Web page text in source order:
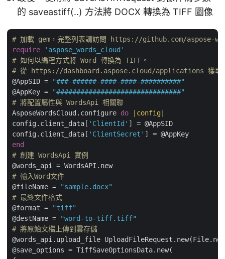
的 saveastiff(..) 方法將 DOCX 轉換為 TIFF 圖像
# 加載 gem，完整列表請訪問 https://github.com/aspose-
require
'aspose_words_cloud'
# 如何以編程方式將 Word 轉換為 TIFF。
# 從 https://dashboard.aspose.cloud/applications 獲取
@AppSID =
"###-######-####-####-##########"
@AppKey =
"###############################"
# 將配置屬性與 WordsApi 相關聯
AsposeWordsCloud.configure do
|config|
config.client_data[ 'ClientId' ] = @AppSID
config.client_data[ 'ClientSecret'
end
# 創建 WordsApi 實例
# 輸入Word文件
@fileName =
"sample.docx"
# 最終文件格式
@format =
"tiff"
@destName =
"word-to-tiff.tiff"
# 將原始文檔上傳到雲存儲
@words_api.upload_file
@save_options = TiffSaveOptionsData.new(